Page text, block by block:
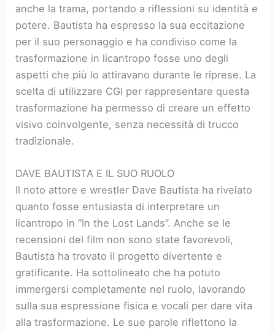
anche la trama, portando a riflessioni su identità e
potere. Bautista ha espresso la sua eccitazione
per il suo personaggio e ha condiviso come la
trasformazione in licantropo fosse uno degli
aspetti che più lo attiravano durante le riprese. La
scelta di utilizzare CGI per rappresentare questa
trasformazione ha permesso di creare un effetto
visivo coinvolgente, senza necessità di trucco
tradizionale.
DAVE BAUTISTA E IL SUO RUOLO
Il noto attore e wrestler Dave Bautista ha rivelato
quanto fosse entusiasta di interpretare un
licantropo in “In the Lost Lands”. Anche se le
recensioni del film non sono state favorevoli,
Bautista ha trovato il progetto divertente e
gratificante. Ha sottolineato che ha potuto
immergersi completamente nel ruolo, lavorando
sulla sua espressione fisica e vocali per dare vita
alla trasformazione. Le sue parole riflettono la